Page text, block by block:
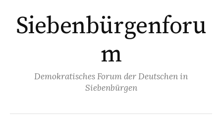
zum
Inhalt
Siebenbürgenforu
m
Demokratisches Forum der Deutschen in
Siebenbürgen